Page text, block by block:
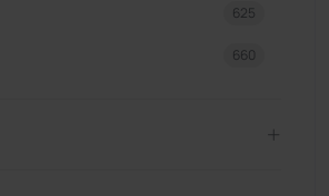
625
660